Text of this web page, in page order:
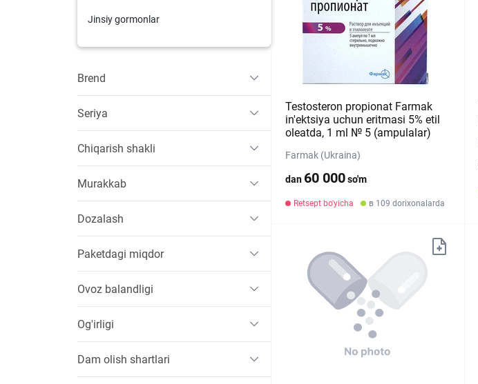
Jinsiy gormonlar
Brend
Seriya
Chiqarish shakli
Murakkab
Dozalash
Paketdagi miqdor
Ovoz balandligi
Og'irligi
Dam olish shartlari
Testosteron propionat Farmak
in'ektsiya uchun eritmasi 5% etil
oleatda, 1 ml № 5 (ampulalar)
Farmak (Ukraina)
dan 60 000so'm
Retsept bo'yicha в 109 dorixonalarda